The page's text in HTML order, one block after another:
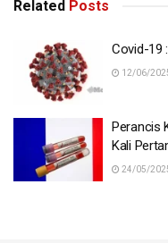
Related Posts
Covid-19
12/06/
Perancis
Kali
24/05/